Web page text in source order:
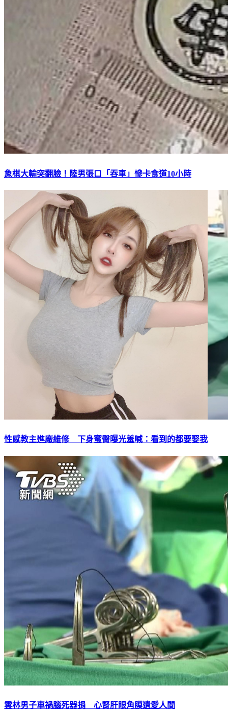
象棋大輸突翻臉！陸男張口「吞車」慘卡食道10小時
性感教主進廠維修 下身蜜臀曝光羞喊：看到的都要娶我
雲林男子車禍腦死器捐 心腎肝眼角膜遺愛人間